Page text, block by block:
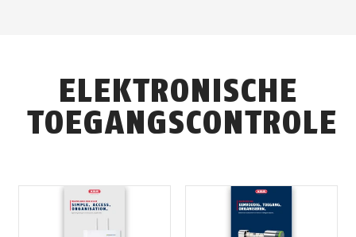
ELEKTRONISCHE
TOEGANGSCONTROLE